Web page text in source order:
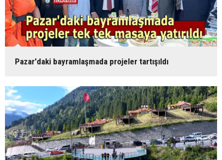
Pazar'daki bayramlaşmada projeler tartışıldı